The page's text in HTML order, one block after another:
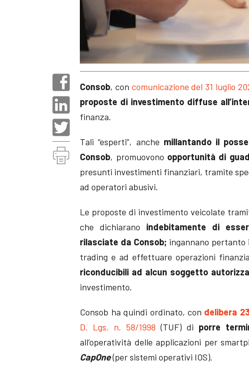
Consob, con comunicazione del 31 luglio
proposte di investimento diffuse
finanza.
Tali “esperti”, anche millantando il
Consob, promuovono opportunità di
presunti investimenti finanziari, tramite
ad operatori abusivi.
Le proposte di investimento veicolate
che dichiarano indebitamente di
rilasciate da Consob; ingannano
trading e ad effettuare operazioni
riconducibili ad alcun soggetto
investimento.
Consob ha quindi ordinato, con delibera
D. Lgs. n. 58/1998 (TUF) di porre
all’operatività delle applicazioni per
CapOne(per sistemi operativi IOS).